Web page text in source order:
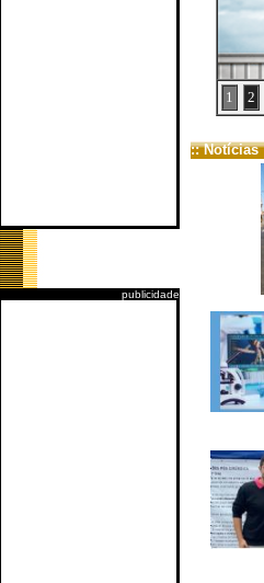
publicidade
1 2
:: Notícias